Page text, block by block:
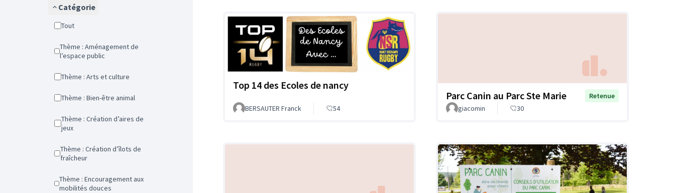
Catégorie
Tout
Thème : Aménagement de
l’espace public
Thème : Arts et culture
Thème : Bien-être animal
Thème : Création d’aires de
jeux
Thème : Création d’îlots de
fraîcheur
Thème : Encouragement aux
mobilités douces
Top 14 des Ecoles de nancy
BERSAUTER Franck 54
Parc Canin au Parc Ste Marie
Retenue
giacomin
30